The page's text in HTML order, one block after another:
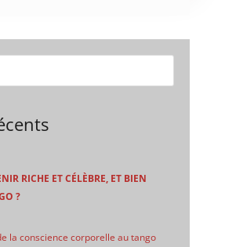
RICHE ET CÉLÈBRE, ET BIEN
?
la conscience corporelle au tango